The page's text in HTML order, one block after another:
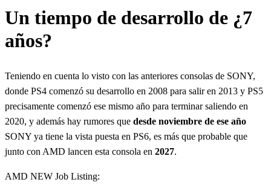
Un tiempo de desarrollo de ¿7
años?
Teniendo en cuenta lo visto con las anteriores consolas de SONY,
donde PS4 comenzó su desarrollo en 2008 para salir en 2013 y PS5
precisamente comenzó ese mismo año para terminar saliendo en
2020, y además hay rumores que desde noviembre de ese año
SONY ya tiene la vista puesta en PS6, es más que probable que
junto con AMD lancen esta consola en 2027.
AMD NEW Job Listing: